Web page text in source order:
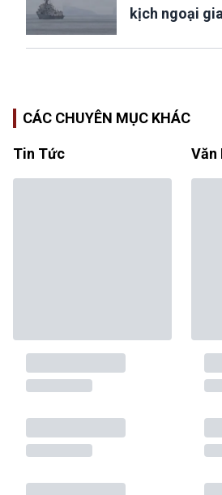
kịch ngoại
CÁC CHUYÊN MỤC KHÁC
Tin Tức Văn